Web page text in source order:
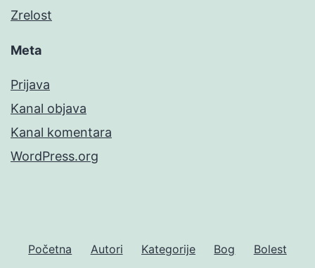
Zrelost
Meta
Prijava
Kanal objava
Kanal komentara
WordPress.org
Početna Autori Kategorije Bog Bolest